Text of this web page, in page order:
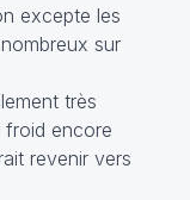
excepte les
sur
très
froid encore
revenir vers